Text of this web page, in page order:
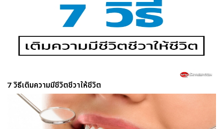
7 วิธีเติมความมีชีวิตชีวาให้ชีวิต